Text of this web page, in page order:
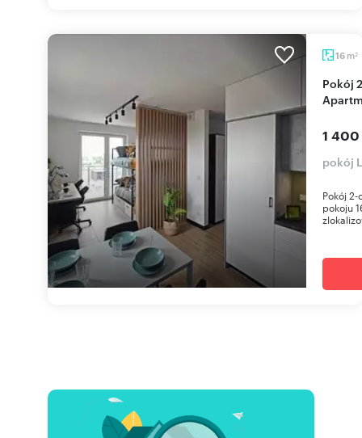
16 m2
Pokój 2-osobowy z aneksem i łazienką w Zeus
1 400
pokój
Pokój
pokoju